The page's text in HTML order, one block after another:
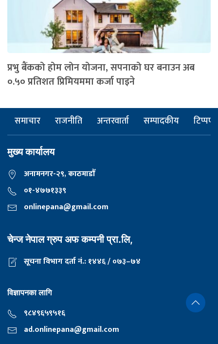
प्रभु बैंकको होम लोन योजना, सपनाको घर बनाउन अब
०.५० प्रतिशत प्रिमियममा कर्जा पाइने
समाचार राजनीति अन्तरवार्ता सम्पादकीय टिप्पणी
मुख्य कार्यालय
अनामनगर-२९, काठमाडाैँ
०१-४७७१३३९
onlinepana@gmail.com
चेन्ज नेपाल ग्रुप अफ कम्पनी प्रा.लि,
सूचना विभाग दर्ता नं.: १४४६ / ०७३–७४
विज्ञापनका लागि
९८४९६५९५१६
ad.onlinepana@gmail.com